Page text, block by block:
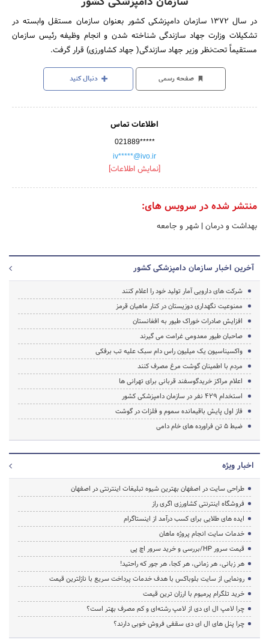
در سال 1372 سازمان‌ دامپزشکی‌ کشور بعنوان‌ سازمان‌ مستقل‌ وابسته‌ در
تشکیلات‌ وزارت‌ جهاد سازندگی‌ شناخته‌ شدن و انجام‌ وظیفه‌ رئیس‌ سازمان‌
مستقیماً تحت‌نظر وزیر جهاد سازندگی‌( جهاد کشاورزی) قرار گرفت.
صفحه رسمی دنبال کنید
اطلاعات تماس
021889*****
iv*****@ivo.ir
[نمایش اطلاعات]
منتشر شده در سرویس های:
بهداشت و درمان | شهر و جامعه
آخرین اخبار سازمان دامپزشکی کشور
شرکت های دارویی آمار تولید خود را اعلام کنند
ممنوعیت نگهداری دوزیستان در کنار ماهیان قرمز
افزایش صادرات خوراک طیور به افغانستان
صاحبان طیور معدومی غرامت می گیرند
واکسیناسیون یک میلیون راس دام سبک علیه تب برفکی
مردم با اطمینان گوشت مرغ مصرف کنند
اعلام مراکز خریدگوسفند قربانی برای تهرانی ها
استخدام 429 نفر در سازمان دامپزشکی کشور
فاز اول پایش باقیمانده سموم و فلزات در گوشت
ضبط 5 تن فراورده های خام دامی
اخبار ویژه
طراحی سایت در اصفهان بهترین شیوه تبلیغات اینترنتی در اصفهان
فروشگاه اینترنتی کشاورزی اگری راز
ایده های طلایی برای کسب درآمد از اینستاگرام
خدمات سایت انجام پروژه ماهان
قیمت سرور HP/بررسی و خرید سرور اچ پی
هر زبانی، هر زمانی، هر کجا، هر جور که راحتید!
رونمایی از سایت بلوباکس با هدف خدمات پرداخت سریع با نازلترین قیمت
خرید تلگرام پرمیوم با ارزان ترین قیمت
چرا لامپ ال ای دی از لامپ رشته‌ای و کم مصرف بهتر است؟
چرا پنل های ال ای دی سقفی فروش خوبی دارند؟